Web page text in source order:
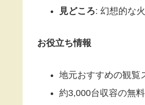
見どころ: 幻想的な
お役立ち情報
地元おすすめの観覧
約3,000台収容の無